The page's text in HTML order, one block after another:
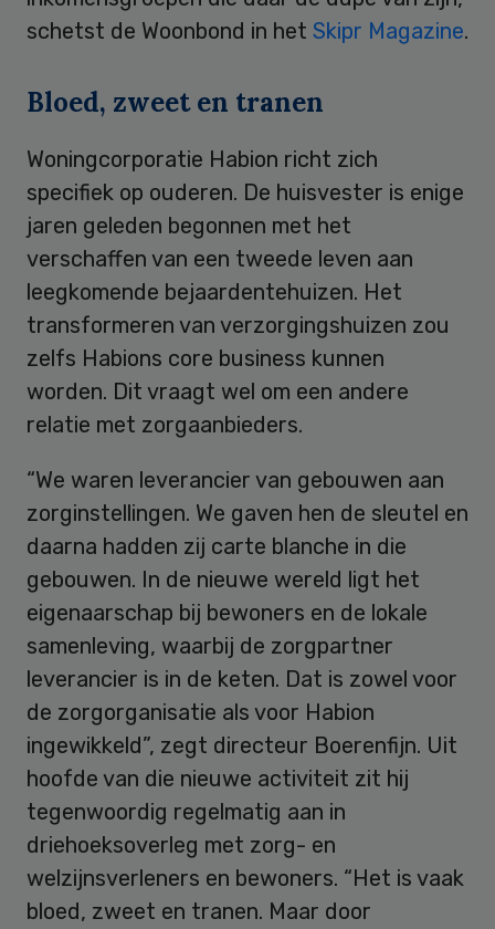
schetst de Woonbond in het Skipr Magazine.
Bloed, zweet en tranen
Woningcorporatie Habion richt zich
specifiek op ouderen. De huisvester is enige
jaren geleden begonnen met het
verschaffen van een tweede leven aan
leegkomende bejaardentehuizen. Het
transformeren van verzorgingshuizen zou
zelfs Habions core business kunnen
worden. Dit vraagt wel om een andere
relatie met zorgaanbieders.
“We waren leverancier van gebouwen aan
zorginstellingen. We gaven hen de sleutel en
daarna hadden zij carte blanche in die
gebouwen. In de nieuwe wereld ligt het
eigenaarschap bij bewoners en de lokale
samenleving, waarbij de zorgpartner
leverancier is in de keten. Dat is zowel voor
de zorgorganisatie als voor Habion
ingewikkeld”, zegt directeur Boerenfijn. Uit
hoofde van die nieuwe activiteit zit hij
tegenwoordig regelmatig aan in
driehoeksoverleg met zorg- en
welzijnsverleners en bewoners. “Het is vaak
bloed, zweet en tranen. Maar door